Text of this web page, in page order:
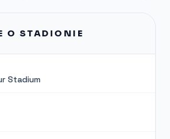
O STADIONIE
Stadium